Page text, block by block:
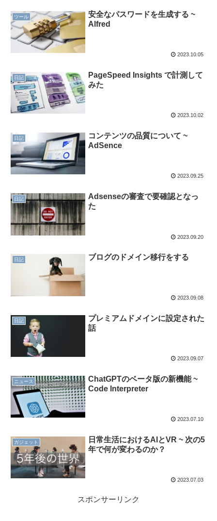
ツール
安全なパスワードを生成する ~
Alfred
2023.10.05
日記
PageSpeed Insights で計測して
みた
2023.10.02
日記
コンテンツの品質について ~
AdSence
2023.09.25
日記
Adsenseの審査で要確認となっ
た
2023.09.20
日記 ブログのドメイン移行をする
2023.09.08
日記
プレミアムドメインに設定された
話
2023.09.07
ニュース
ChatGPTのベータ版の新機能 ~
Code Interpreter
2023.07.10
ガジェット
日常生活におけるAIとVR ~ 次の5
年で何が変わるのか？
2023.07.03
スポンサーリンク